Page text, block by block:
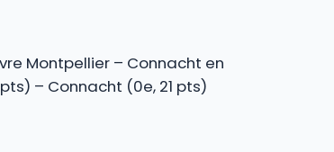
Montpellier – Connacht en
– Connacht (0e, 21 pts)